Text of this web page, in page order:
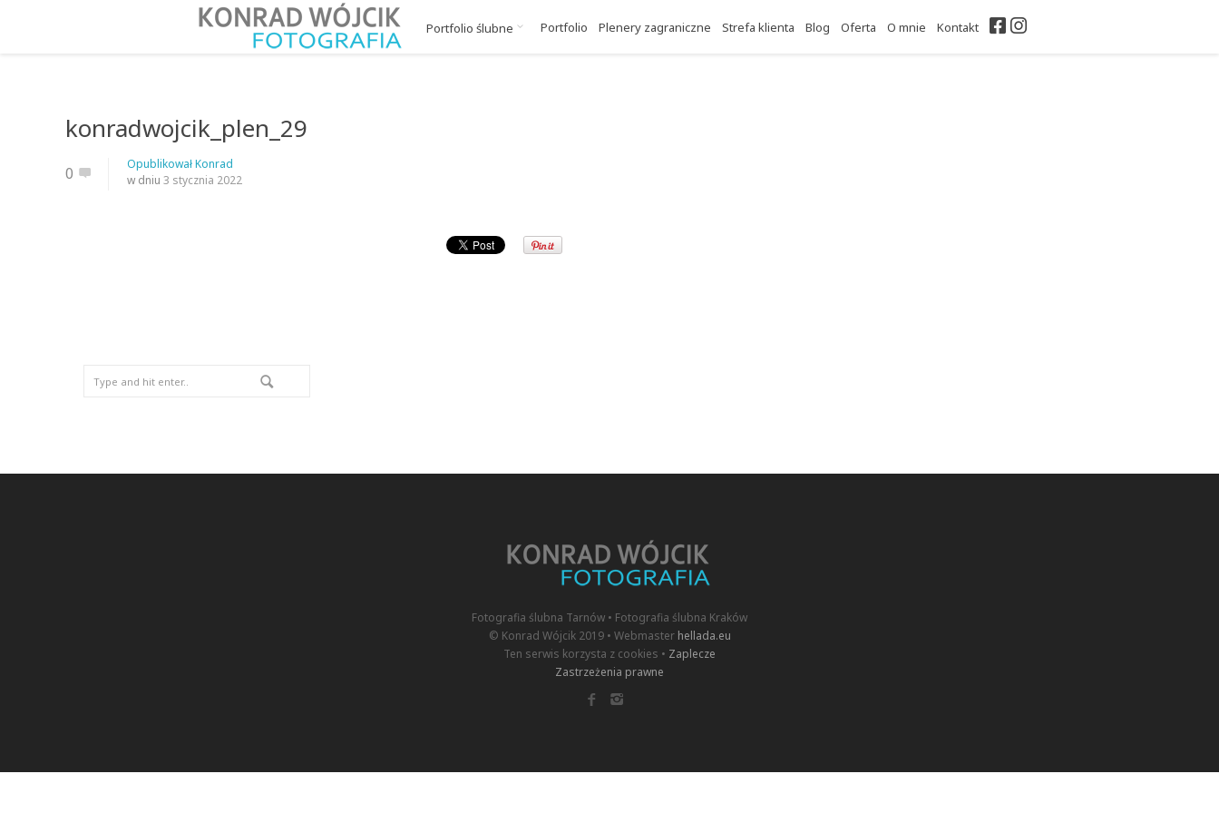
Portfolio ślubne Portfolio Plenery zagraniczne Strefa klienta Blog Oferta O mnie Kontakt Facebook
Instagram
konradwojcik_plen_29
0 OpublikowałKonrad
w dniu 3 stycznia 2022
Fotografia ślubna Tarnów • Fotografia ślubna Kraków
© Konrad Wójcik 2019 • Webmaster hellada.eu
Ten serwis korzysta z cookies • Zaplecze
Zastrzeżenia prawne